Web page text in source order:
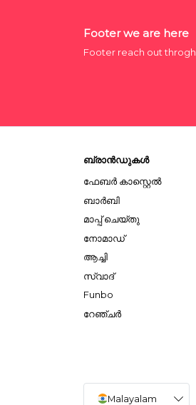
Footer we are here
Footer reach out throgh
ബ്രാൻഡുകൾ
ഫേബർ കാസ്റ്റെൽ
ബാർബി
മാപ്പ് ചെയ്തു
നോമാഡ്
ആച്ചി
സ്വാദ്
Funbo
റേഞ്ചർ
Malayalam